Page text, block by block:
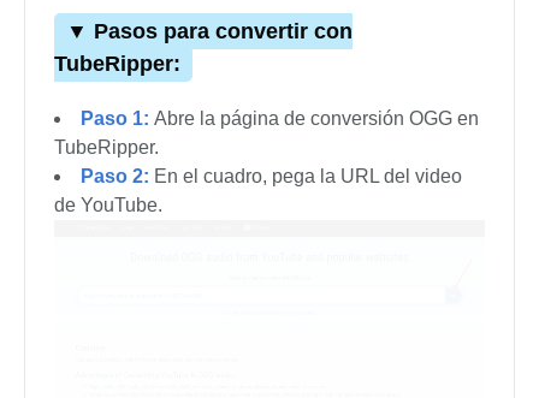
▼ Pasos para convertir con
TubeRipper:
Paso 1: Abre la página de conversión OGG en
TubeRipper.
Paso 2: En el cuadro, pega la URL del video
de YouTube.